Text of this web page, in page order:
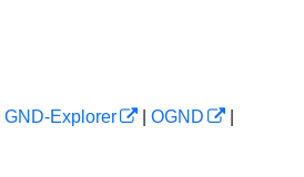
GND-Explorer OGND